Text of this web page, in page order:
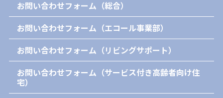
お問い合わせフォーム（総合）
お問い合わせフォーム（エコール事業部）
お問い合わせフォーム（リビングサポート）
お問い合わせフォーム（サービス付き高齢者向け住
宅）